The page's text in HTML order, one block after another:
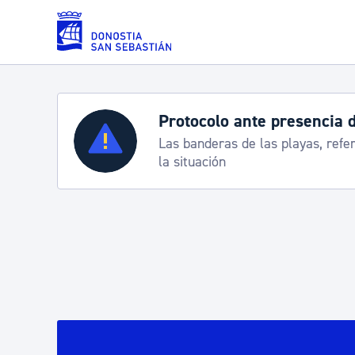
Saltar al contenido principal
Servicios
Padrón y asuntos personales
Semana Grande 2026:
8-15 agosto